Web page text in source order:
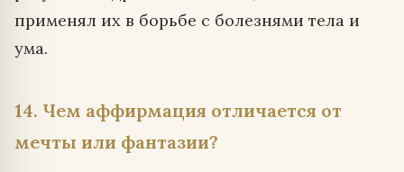
применял их в борьбе с болезнями тела и
ума.
14. Чем аффирмация отличается от
мечты или фантазии?